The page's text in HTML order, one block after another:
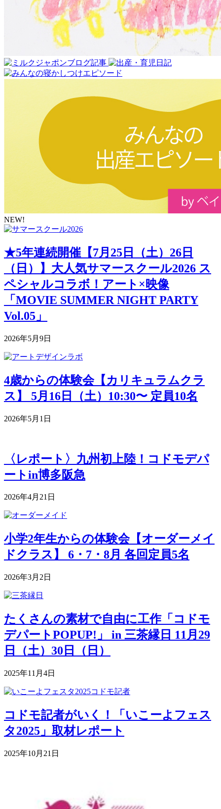
NEW!
★5年連続開催【7月25日（土）26日
（日）】大人気サマースクール2026 ス
ペシャルコラボ！アート×映像
「MOVIE SUMMER NIGHT PARTY
Vol.05」
2026年5月9日
4歳からの体験会【カリキュラムクラ
ス】 5月16日（土）10:30〜 定員10名
2026年5月1日
〈レポート〉九州初上陸！コドモデパ
ートin博多阪急
2026年4月21日
小学2年生からの体験会【オーダーメイ
ドクラス】 6・7・8月 各回定員5名
2026年3月2日
たくさんの素材で自由に工作「コドモ
デパートPOPUP!」 in 三茶縁日 11月29
日（土）30日（日）
2025年11月4日
コドモ記者がいく！「いこーよフェス
タ2025」取材レポート
2025年10月21日